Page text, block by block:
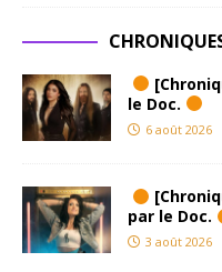
le Doc.
6 août 2026
par le Doc.
3 août 2026